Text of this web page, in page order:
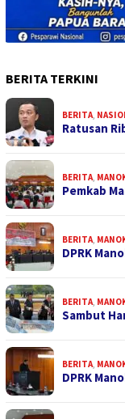
BERITA TERKINI
BERITA
Ratusan
BERITA
Pemkab
BERITA
DPRK
BERITA
Sambut
BERITA
DPRK